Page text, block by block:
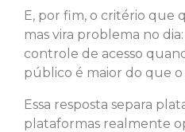
E, por fim, o critério que
mas vira problema no
controle de acesso
público é maior do que o
Essa resposta separa
plataformas realmente